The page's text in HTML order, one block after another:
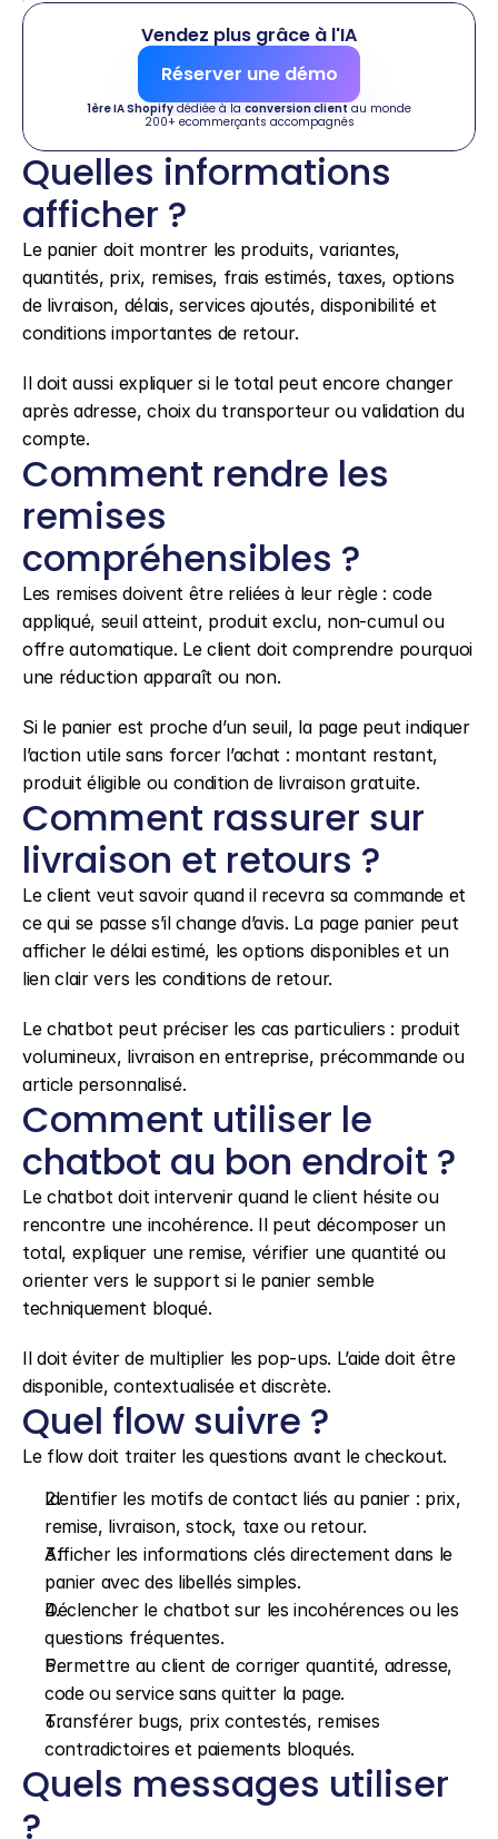
Vendez plus grâce à l'IA
Réserver une démo
1ère IA Shopify dédiée à la conversion client au monde
200+ ecommerçants accompagnés
Quelles informations
afficher ?
Le panier doit montrer les produits, variantes,
quantités, prix, remises, frais estimés, taxes, options
de livraison, délais, services ajoutés, disponibilité et
conditions importantes de retour.
Il doit aussi expliquer si le total peut encore changer
après adresse, choix du transporteur ou validation du
compte.
Comment rendre les
remises
compréhensibles ?
Les remises doivent être reliées à leur règle : code
appliqué, seuil atteint, produit exclu, non-cumul ou
offre automatique. Le client doit comprendre pourquoi
une réduction apparaît ou non.
Si le panier est proche d’un seuil, la page peut indiquer
l’action utile sans forcer l’achat : montant restant,
produit éligible ou condition de livraison gratuite.
Comment rassurer sur
livraison et retours ?
Le client veut savoir quand il recevra sa commande et
ce qui se passe s’il change d’avis. La page panier peut
afficher le délai estimé, les options disponibles et un
lien clair vers les conditions de retour.
Le chatbot peut préciser les cas particuliers : produit
volumineux, livraison en entreprise, précommande ou
article personnalisé.
Comment utiliser le
chatbot au bon endroit ?
Le chatbot doit intervenir quand le client hésite ou
rencontre une incohérence. Il peut décomposer un
total, expliquer une remise, vérifier une quantité ou
orienter vers le support si le panier semble
techniquement bloqué.
Il doit éviter de multiplier les pop-ups. L’aide doit être
disponible, contextualisée et discrète.
Quel flow suivre ?
Le flow doit traiter les questions avant le checkout.
Identifier les motifs de contact liés au panier : prix,
remise, livraison, stock, taxe ou retour.
Afficher les informations clés directement dans le
panier avec des libellés simples.
Déclencher le chatbot sur les incohérences ou les
questions fréquentes.
Permettre au client de corriger quantité, adresse,
code ou service sans quitter la page.
Transférer bugs, prix contestés, remises
contradictoires et paiements bloqués.
Quels messages utiliser
?